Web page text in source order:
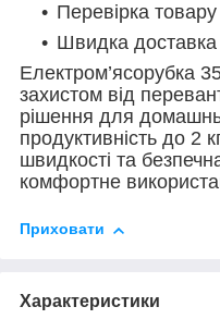
Перевірка
Швидка доставка
Електром’ясорубка
захистом від
рішення для
продуктивність до 2
швидкості та
комфортне
Приховати
Характеристики